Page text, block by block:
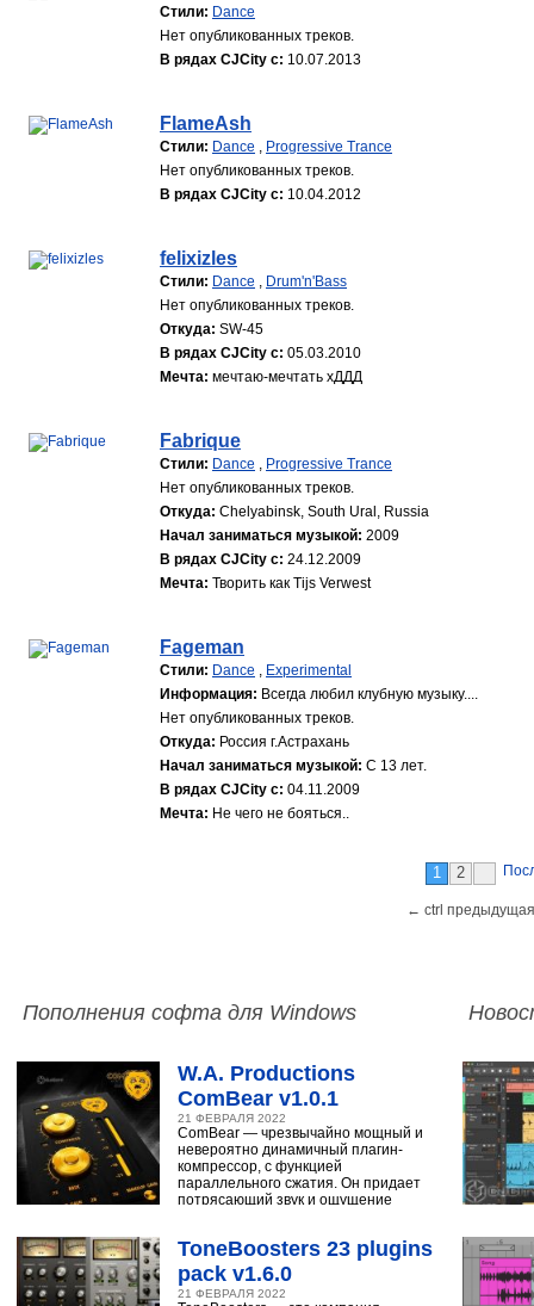
Стили: Dance
Нет опубликованных треков.
В рядах CJCity с: 10.07.2013
FlameAsh
Стили: Dance , Progressive Trance
Нет опубликованных треков.
В рядах CJCity с: 10.04.2012
felixizles
Стили: Dance , Drum'n'Bass
Нет опубликованных треков.
Откуда: SW-45
В рядах CJCity с: 05.03.2010
Мечта: мечтаю-мечтать хДДД
Fabrique
Стили: Dance , Progressive Trance
Нет опубликованных треков.
Откуда: Chelyabinsk, South Ural, Russia
Начал заниматься музыкой: 2009
В рядах CJCity с: 24.12.2009
Мечта: Творить как Tijs Verwest
Fageman
Стили: Dance , Experimental
Информация: Всегда любил клубную музыку....
Нет опубликованных треков.
Откуда: Россия г.Астрахань
Начал заниматься музыкой: С 13 лет.
В рядах CJCity с: 04.11.2009
Мечта: Не чего не бояться..
1 2
← ctrl
Пополнения софта для Windows
W.A. Productions
ComBear v1.0.1
21 ФЕВРАЛЯ 2022
ComBear — чрезвычайно мощный и
невероятно динамичный плагин-
компрессор, с функцией
параллельного сжатия. Он придает
потрясающий звук и ощущение
ToneBoosters 23 plugins
pack v1.6.0
21 ФЕВРАЛЯ 2022